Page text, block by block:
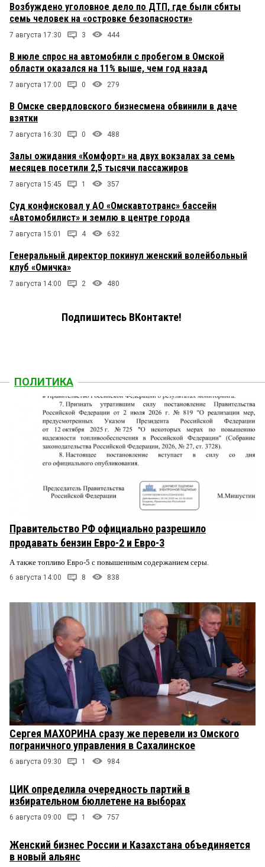
Возбуждено уголовное дело по ДТП, где были сбиты
семь человек на «островке безопасности»
7 августа 17:30 3 444
В июле спрос на автомобили с пробегом в Омской
области оказался на 11% выше, чем год назад
7 августа 17:00 0 279
В Омске свердловского бизнесмена обвинили в даче
взятки
7 августа 16:30 0 488
Залы ожидания «Комфорт» на двух вокзалах за семь
месяцев посетили 2,5 тысячи пассажиров
7 августа 15:45 1 357
Суд конфисковал у АО «Омскавтотранс» бассейн
«Автомобилист» и землю в центре города
7 августа 15:01 4 632
Генеральный директор покинул женский волейбольный
клуб «Омичка»
7 августа 14:00 2 480
Подпишитесь ВКонтакте!
ПОЛИТИКА
Правительство РФ официально разрешило
продавать бензин Евро-2 и Евро-3
А также топливо Евро-5 с повышенным содержанием серы.
6 августа 14:00 8 838
Сергея МАХОРИНА сразу же перевели из Омского
пограничного управления в Сахалинское
6 августа 09:30 1 984
ЦИК определила очередность партий в
избирательном бюллетене на выборах
6 августа 09:00 1 757
Женский бизнес России и Казахстана объединяется
в новый альянс